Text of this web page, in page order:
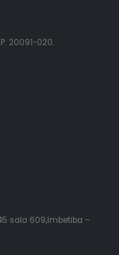
20091-020.
sala 609,Imbetiba –